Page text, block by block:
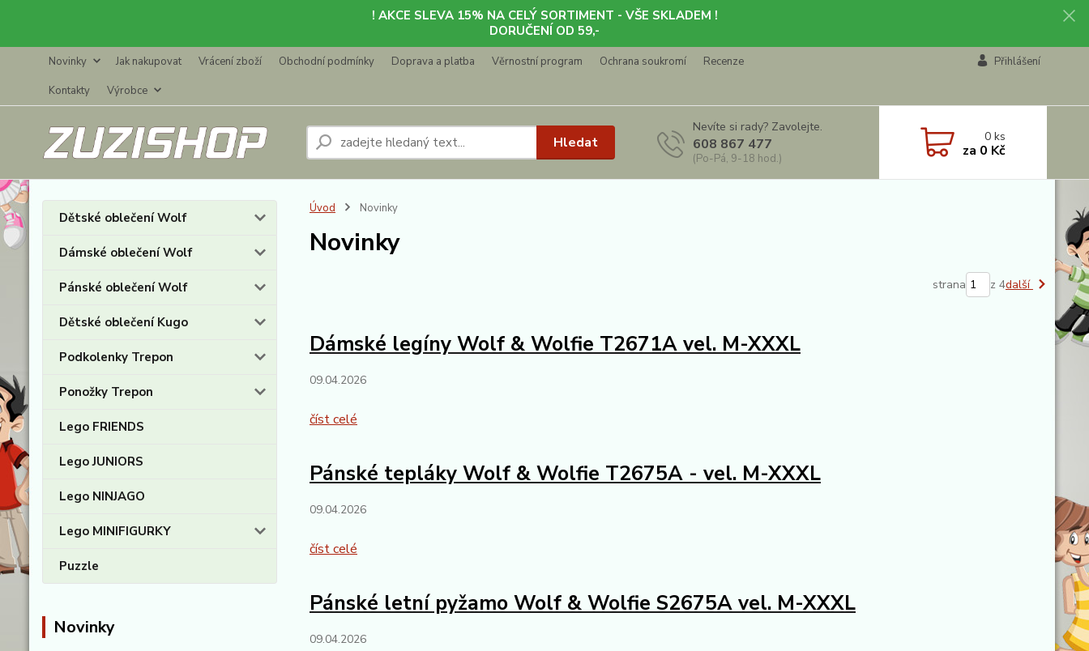
! AKCE SLEVA 15% NA CELÝ SORTIMENT - VŠE SKLADEM !
DORUČENÍ OD 59,-
Novinky Jak nakupovat Vrácení zboží Obchodní podmínky Doprava a platba Věrnostní program Ochrana soukromí
Recenze
Kontakty
Výrobce
Přihlášení
Hledat
Nevíte si rady? Zavolejte.
608 867 477
(Po-Pá, 9-18 hod.)
0ks
za 0 Kč
Dětské oblečení Wolf
Dámské oblečení Wolf
Pánské oblečení Wolf
Dětské oblečení Kugo
Podkolenky Trepon
Ponožky Trepon
Lego FRIENDS
Lego JUNIORS
Lego NINJAGO
Lego MINIFIGURKY
Puzzle
Novinky
Úvod Novinky
Novinky
strana z 4další
Dámské legíny Wolf & Wolfie T2671A vel. M-XXXL
09.04.2026
číst celé
Pánské tepláky Wolf & Wolfie T2675A - vel. M-XXXL
09.04.2026
číst celé
Pánské letní pyžamo Wolf & Wolfie S2675A vel. M-XXXL
09.04.2026